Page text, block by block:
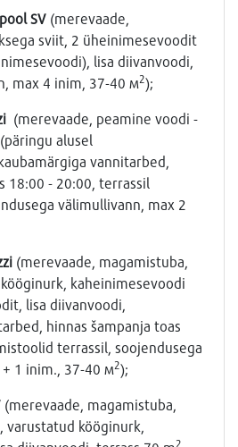
SV (merevaade,
sviit, 2 üheinimesevoodit
lisa diivanvoodi,
max 4 inim, 37-40 м2);
(merevaade, peamine voodi -
alusel
vannitarbed,
18:00 - 20:00, terrassil
välimullivann, max 2
(merevaade, magamistuba,
kaheinimesevoodi
lisa diivanvoodi,
hinnas šampanja toas
terrassil, soojendusega
1 inim., 37-40 м2);
(merevaade, magamistuba,
varustatud kööginurk,
2